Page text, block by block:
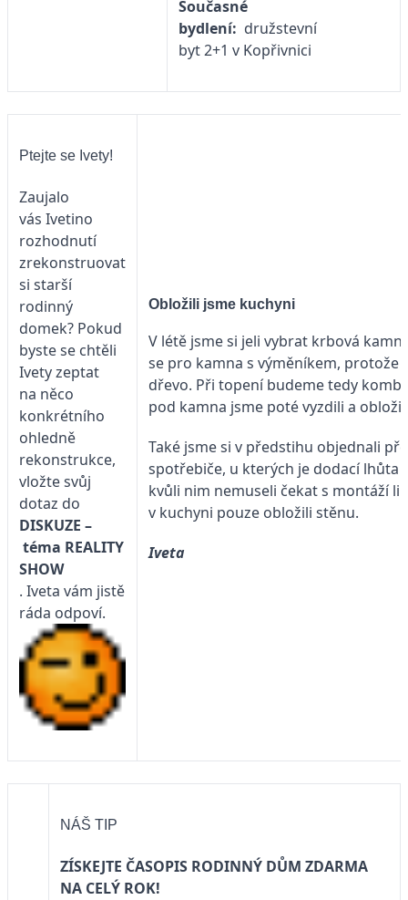
Současné
bydlení: družstevní
byt 2+1 v Kopřivnici
Ptejte se Ivety!
Zaujalo
vás Ivetino
rozhodnutí
zrekonstruovat
si starší
rodinný
domek? Pokud
byste se chtěli
Ivety zeptat
na něco
konkrétního
ohledně
rekonstrukce,
vložte svůj
dotaz do
DISKUZE –
téma REALITY
SHOW
. Iveta vám jistě
ráda odpoví.
Obložili jsme kuchyni
V létě jsme si jeli vybrat krbová
se pro kamna s výměníkem, protože
dřevo. Při topení budeme tedy
pod kamna jsme poté vyzdili a
Také jsme si v předstihu objednali
spotřebiče, u kterých je dodací lhůta
kvůli nim nemuseli čekat s montáží
v kuchyni pouze obložili stěnu.
Iveta
NÁŠ TIP
ZÍSKEJTE ČASOPIS RODINNÝ DŮM ZDARMA
NA CELÝ ROK!